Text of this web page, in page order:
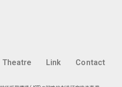
Theatre Link Contact